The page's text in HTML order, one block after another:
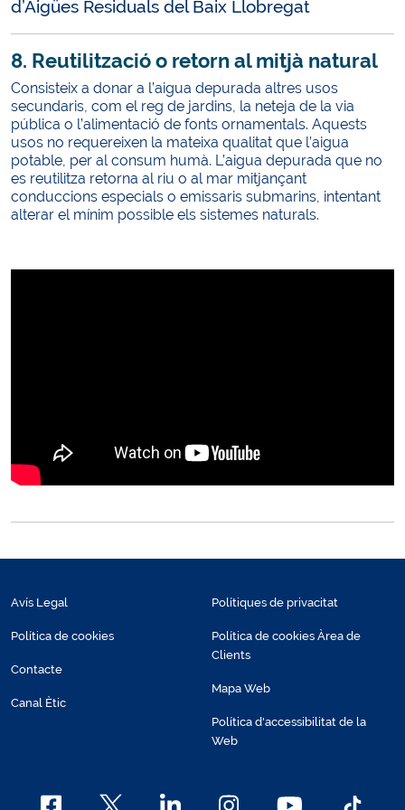
d’Aigües Residuals del Baix Llobregat
8. Reutilització o retorn al mitjà natural
Consisteix a donar a l’aigua depurada altres usos
secundaris, com el reg de jardins, la neteja de la via
pública o l’alimentació de fonts ornamentals. Aquests
usos no requereixen la mateixa qualitat que l’aigua
potable, per al consum humà. L’aigua depurada que no
es reutilitza retorna al riu o al mar mitjançant
conduccions especials o emissaris submarins, intentant
alterar el mínim possible els sistemes naturals.
Avís Legal
Política de cookies
Contacte
Canal Ètic
Polítiques de privacitat
Política de cookies Àrea de
Clients
Mapa Web
Política d'accessibilitat de la
Web